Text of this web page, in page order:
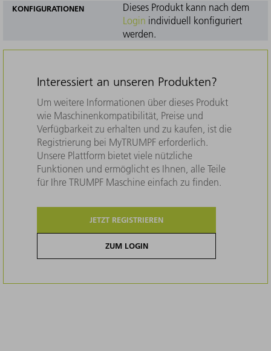
KONFIGURATIONEN
Dieses Produkt kann nach dem
Login individuell konfiguriert
werden.
Interessiert an unseren Produkten?
Um weitere Informationen über dieses Produkt
wie Maschinenkompatibilität, Preise und
Verfügbarkeit zu erhalten und zu kaufen, ist die
Registrierung bei MyTRUMPF erforderlich.
Unsere Plattform bietet viele nützliche
Funktionen und ermöglicht es Ihnen, alle Teile
für Ihre TRUMPF Maschine einfach zu finden.
JETZT REGISTRIEREN
ZUM LOGIN